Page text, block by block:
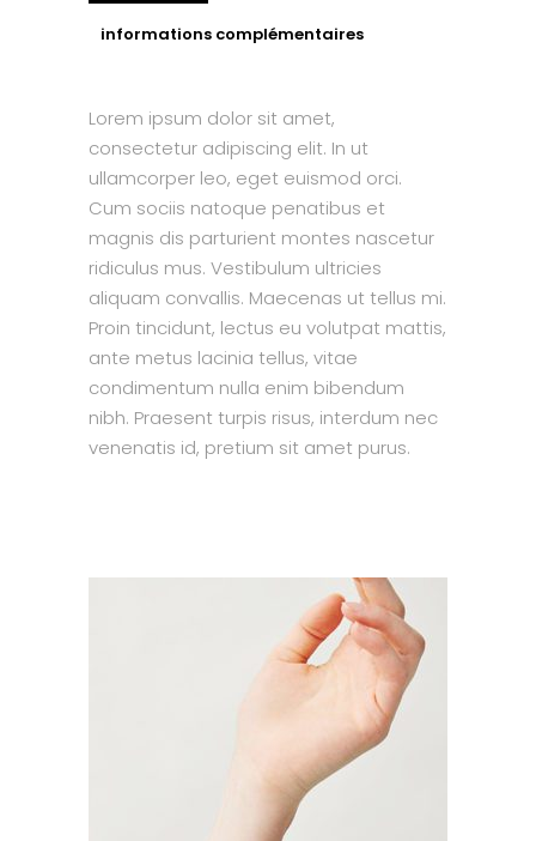
informations complémentaires
Lorem ipsum dolor sit amet,
consectetur adipiscing elit. In ut
ullamcorper leo, eget euismod orci.
Cum sociis natoque penatibus et
magnis dis parturient montes nascetur
ridiculus mus. Vestibulum ultricies
aliquam convallis. Maecenas ut tellus mi.
Proin tincidunt, lectus eu volutpat mattis,
ante metus lacinia tellus, vitae
condimentum nulla enim bibendum
nibh. Praesent turpis risus, interdum nec
venenatis id, pretium sit amet purus.